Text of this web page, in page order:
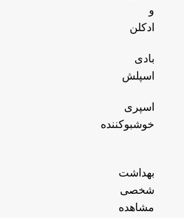
و
ادکلن
بادی
اسپلش
اسپری
خوشبوکننده
بهداشت
شخصی
مشاهده